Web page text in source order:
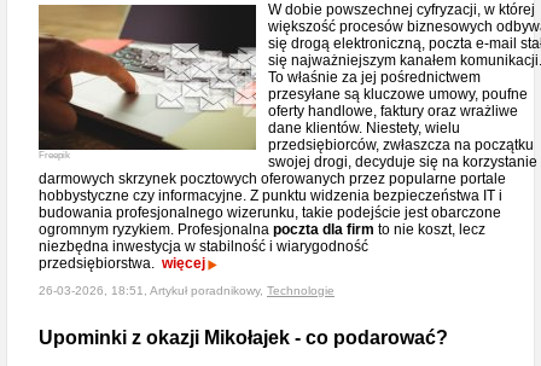
Freepik
W dobie powszechnej cyfryzacji, w której
większość procesów biznesowych
się drogą elektroniczną, poczta e-mail
się najważniejszym kanałem komunikacji.
To właśnie za jej pośrednictwem
przesyłane są kluczowe umowy, poufne
oferty handlowe, faktury oraz wrażliwe
dane klientów. Niestety, wielu
przedsiębiorców, zwłaszcza na początku
swojej drogi, decyduje się na korzystanie
darmowych skrzynek pocztowych oferowanych przez popularne portale
hobbystyczne czy informacyjne. Z punktu widzenia bezpieczeństwa IT i
budowania profesjonalnego wizerunku, takie podejście jest obarczone
ogromnym ryzykiem. Profesjonalna poczta dla firm to nie koszt, lecz
niezbędna inwestycja w stabilność i wiarygodność
przedsiębiorstwa. więcej
26-03-2026, 18:51, Artykuł poradnikowy, Technologie
Upominki z okazji Mikołajek - co podarować?